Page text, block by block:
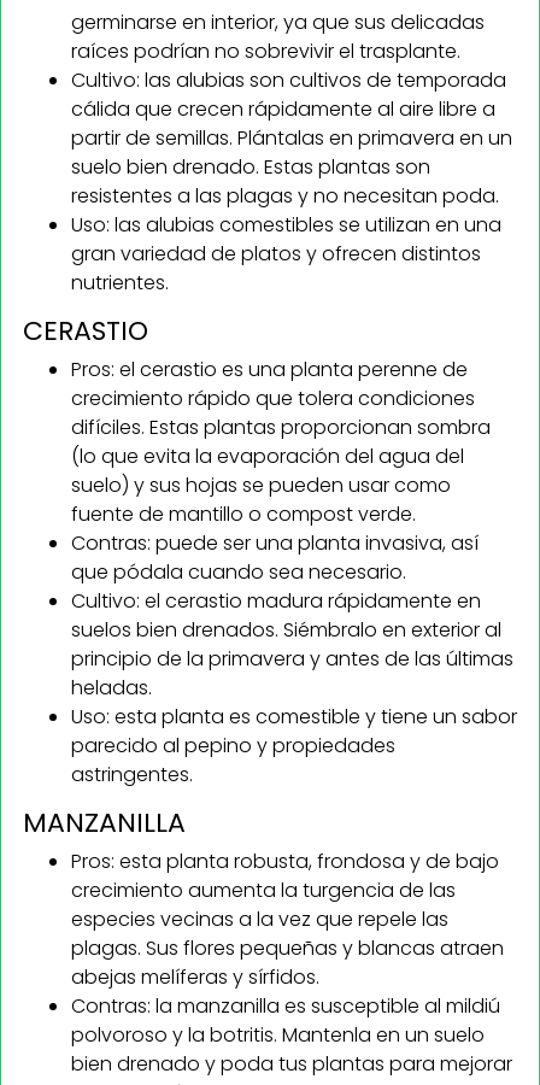
germinarse en interior, ya que sus delicadas
raíces podrían no sobrevivir el trasplante.
Cultivo: las alubias son cultivos de temporada
cálida que crecen rápidamente al aire libre a
partir de semillas. Plántalas en primavera en un
suelo bien drenado. Estas plantas son
resistentes a las plagas y no necesitan poda.
Uso: las alubias comestibles se utilizan en una
gran variedad de platos y ofrecen distintos
nutrientes.
CERASTIO
Pros: el cerastio es una planta perenne de
crecimiento rápido que tolera condiciones
difíciles. Estas plantas proporcionan sombra
(lo que evita la evaporación del agua del
suelo) y sus hojas se pueden usar como
fuente de mantillo o compost verde.
Contras: puede ser una planta invasiva, así
que pódala cuando sea necesario.
Cultivo: el cerastio madura rápidamente en
suelos bien drenados. Siémbralo en exterior al
principio de la primavera y antes de las últimas
heladas.
Uso: esta planta es comestible y tiene un sabor
parecido al pepino y propiedades
astringentes.
MANZANILLA
Pros: esta planta robusta, frondosa y de bajo
crecimiento aumenta la turgencia de las
especies vecinas a la vez que repele las
plagas. Sus flores pequeñas y blancas atraen
abejas melíferas y sírfidos.
Contras: la manzanilla es susceptible al mildiú
polvoroso y la botritis. Mantenla en un suelo
bien drenado y poda tus plantas para mejorar